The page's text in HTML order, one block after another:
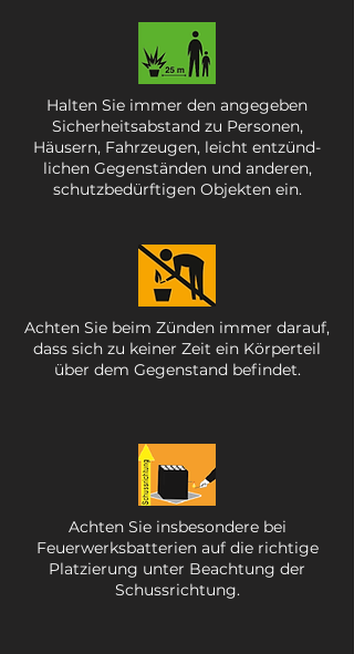
Halten Sie immer den angegeben
Sicherheitsabstand zu Personen,
Häusern, Fahrzeugen, leicht entzünd-
lichen Gegenständen und anderen,
schutzbedürftigen Objekten ein.
Achten Sie beim Zünden immer darauf,
dass sich zu keiner Zeit ein Körperteil
über dem Gegenstand befindet.
Achten Sie insbesondere bei
Feuerwerksbatterien auf die richtige
Platzierung unter Beachtung der
Schussrichtung.